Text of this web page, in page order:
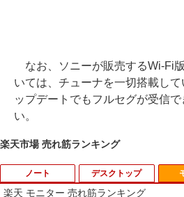
なお、ソニーが販売するWi-Fi
いては、チューナを一切搭載し
ップデートでもフルセグが受信
い。
楽天市場 売れ筋ランキング
ノート デスクトップ
楽天 モニター 売れ筋ランキング